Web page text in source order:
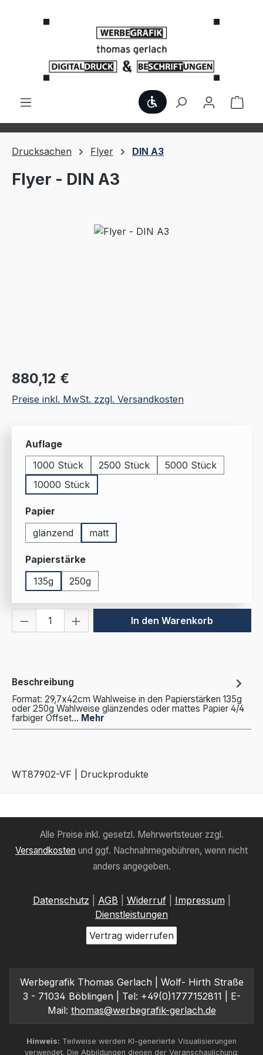
Werkzeugleiste
Drucksachen Flyer DIN A3
Flyer - DIN A3
Bildergalerie überspringen
Regulärer Preis:
880,12 €
Preise inkl. MwSt. zzgl. Versandkosten
Auflageauswählen
1000 Stück
2500 Stück
5000 Stück
10000 Stück
Papier
glänzend
matt
Papierstärkeauswählen
135g
250g
Produkt Anzahl: Gib denIn den Warenkorb
Beschreibung
Format: 29,7x42cm Wahlweise in den Papierstärken 135g
oder 250g Wahlweise glänzendes oder mattes Papier 4/4
farbiger Offset… Mehr
WT87902-VF | Druckprodukte
Alle Preise inkl. gesetzl. Mehrwertsteuer zzgl.
Versandkosten und ggf. Nachnahmegebühren, wenn nicht
anders angegeben.
Datenschutz AGB Widerruf| Impressum
Dienstleistungen
Vertrag widerrufen
Werbegrafik Thomas Gerlach | Wolf- Hirth Straße
3 - 71034 Böblingen | Tel: +49(0)1777152811 | E-
Mail: thomas@werbegrafik-gerlach.de
Hinweis: Teilweise werden KI-generierte Visualisierungen
verwendet. Die Abbildungen dienen der Veranschaulichung;